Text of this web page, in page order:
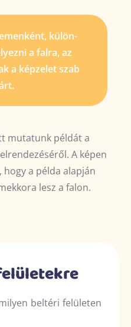
külön-
a falra, az
a képzelet szab
mutatunk példát a
A képen
a példa alapján
lesz a falon.
beltéri felületen